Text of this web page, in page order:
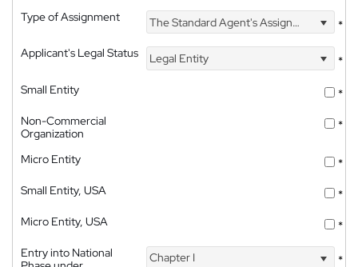
Type of Assignment The Standard Agent's Assignment
*
Applicant's Legal Status
Legal Entity
*
Small Entity
*
Non-Commercial
Organization
*
Micro Entity
*
Small Entity, USA
*
Micro Entity, USA
*
Entry into National
Chapter I *